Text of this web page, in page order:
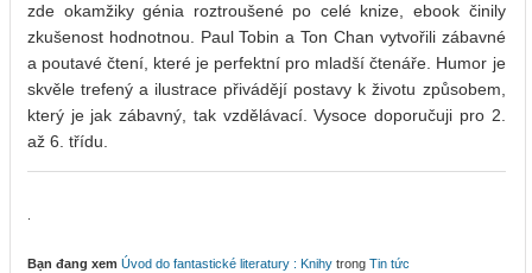
zde okamžiky génia roztroušené po celé knize, ebook činily
zkušenost hodnotnou. Paul Tobin a Ton Chan vytvořili zábavné
a poutavé čtení, které je perfektní pro mladší čtenáře. Humor je
skvěle trefený a ilustrace přivádějí postavy k životu způsobem,
který je jak zábavný, tak vzdělávací. Vysoce doporučuji pro 2.
až 6. třídu.
Bạn đang xem Úvod do fantastické literatury : Knihy trong Tin tức